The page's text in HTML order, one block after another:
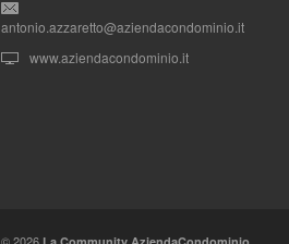
antonio.azzaretto@aziendacondominio.it
www.aziendacondominio.it